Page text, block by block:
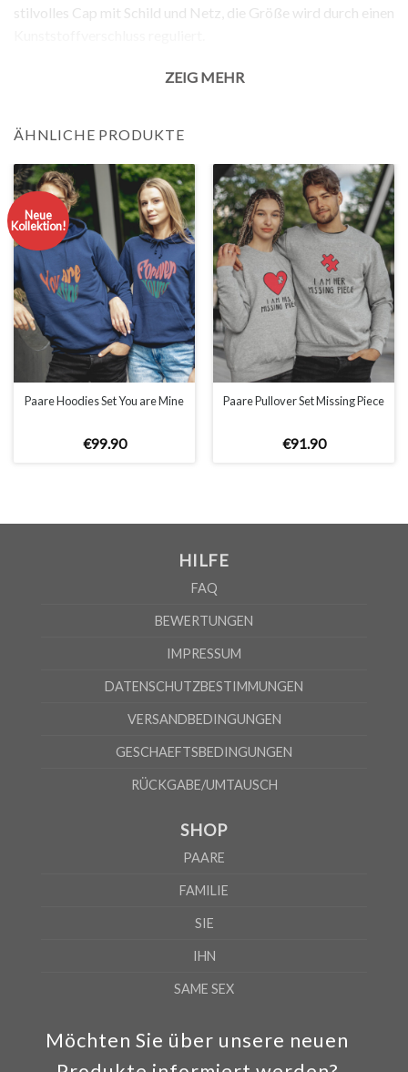
stilvolles Cap mit Schild und Netz, die Größe wird durch einen
ZEIG MEHR
ÄHNLICHE PRODUKTE
Neue
Kollektion!
Paare Hoodies Set You are Mine
€99.90
Paare Pullover Set Missing Piece
€91.90
Möchten Sie über unsere neuen
HILFE
FAQ
BEWERTUNGEN
IMPRESSUM
DATENSCHUTZBESTIMMUNGEN
VERSANDBEDINGUNGEN
GESCHAEFTSBEDINGUNGEN
RÜCKGABE/UMTAUSCH
SHOP
PAARE
FAMILIE
SIE
IHN
SAME SEX